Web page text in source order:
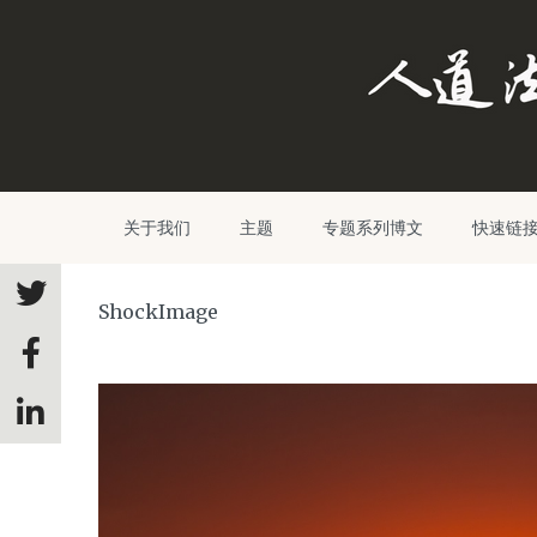
关于我们 主题 专题系列博文 快速链
ShockImage